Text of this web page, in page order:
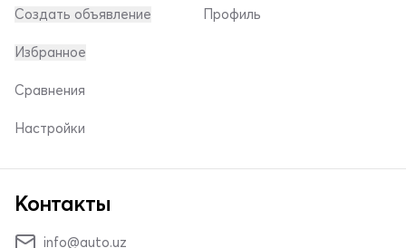
Создать объявление Профиль
Избранное
Сравнения
Настройки
Контакты
info@auto.uz